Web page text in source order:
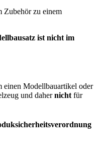
Zubehör zu einem
ist nicht im
einen Modellbauartikel oder
und dahernicht für